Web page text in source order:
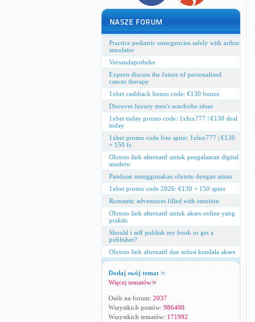
Practice pediatric emergencies safely with arthur
simulator
Versandapotheke
Experts discuss the future of personalized
cancer therapy
1xbet cashback bonus code: €130 bonus
Discover luxury men's wardrobe ideas
1xbet today promo code: 1xlux777 | €130 deal
today
1xbet promo code free spins: 1xlux777 | €130
+ 150 fs
Olxtoto link alternatif untuk pengalaman digital
modern
Panduan menggunakan olxtoto dengan aman
1xbet promo code 2026: €130 + 150 spins
Romantic adventures filled with emotion
Olxtoto link alternatif untuk akses online yang
praktis
Should i self publish my book or get a
publisher?
Olxtoto link alternatif dan solusi kendala akses
Dodaj swój temat
Więcej tematów
Osób na forum: 2037
Wszystkich postów: 986400
Wszystkich tematów: 171992